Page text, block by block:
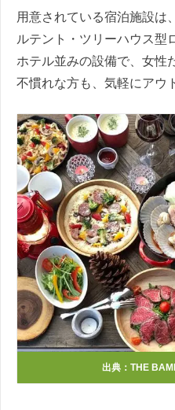
用意されている宿泊施設は
ルテント・ツリーハウス型
ホテル並みの設備で、女性
不慣れな方も、気軽にアウ
出典： THE